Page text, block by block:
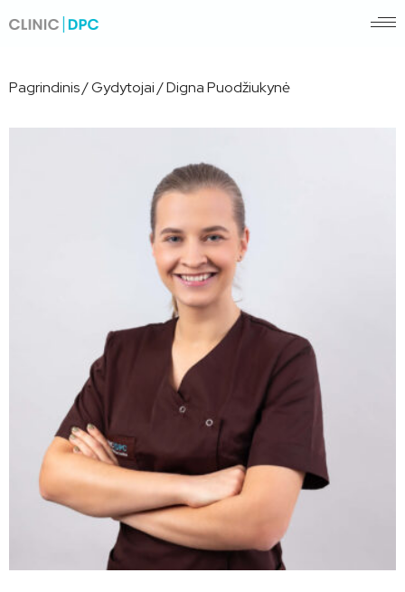
Pagrindinis/Gydytojai/Digna Puodžiukynė